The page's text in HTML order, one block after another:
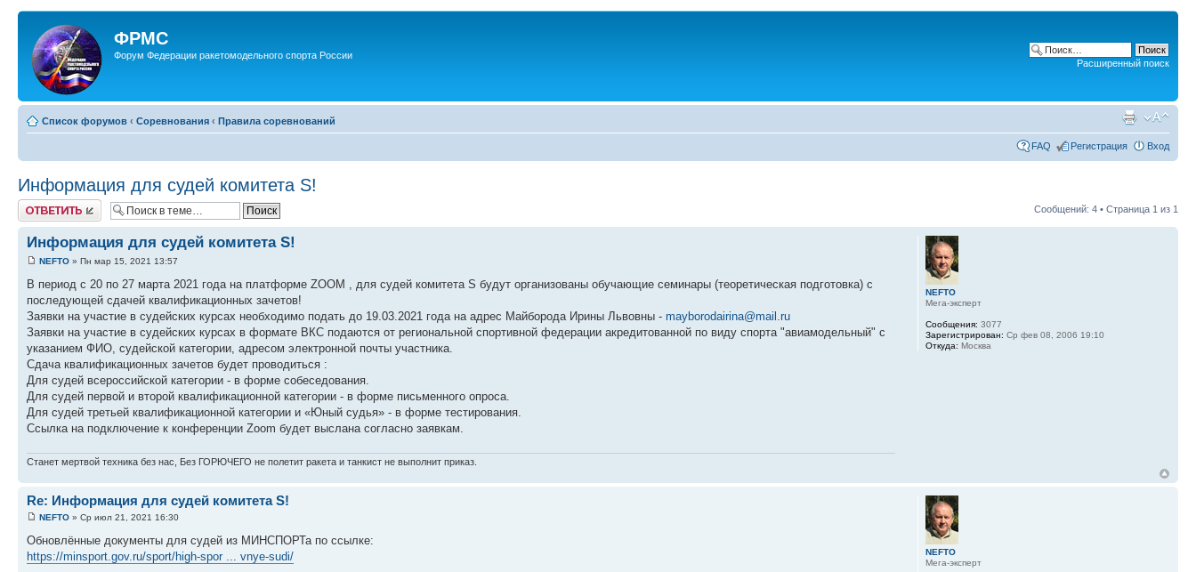
ФРМС
Форум Федерации ракетомодельного спорта России
Расширенный поиск
Список форумов ‹ Соревнования ‹ Правила соревнований
FAQ Регистрация Вход
Информация для судей комитета S!
Ответить Сообщений: 4 • Страница 1 из 1
Информация для судей комитета S!
NEFTO » Пн мар 15, 2021 13:57
В период с 20 по 27 марта 2021 года на платформе ZOOM , для судей комитета S будут организованы обучающие семинары (теоретическая подготовка) с
последующей сдачей квалификационных зачетов!
Заявки на участие в судейских курсах необходимо подать до 19.03.2021 года на адрес Майборода Ирины Львовны - mayborodairina@mail.ru
Заявки на участие в судейских курсах в формате ВКС подаются от региональной спортивной федерации акредитованной по виду спорта "авиамодельный" с
указанием ФИО, судейской категории, адресом электронной почты участника.
Сдача квалификационных зачетов будет проводиться :
Для судей всероссийской категории - в форме собеседования.
Для судей первой и второй квалификационной категории - в форме письменного опроса.
Для судей третьей квалификационной категории и «Юный судья» - в форме тестирования.
Ссылка на подключение к конференции Zoom будет выслана согласно заявкам.
Станет мертвой техника без нас, Без ГОРЮЧЕГО не полетит ракета и танкист не выполнит приказ.
NEFTO
Мега-эксперт
Сообщения: 3077
Зарегистрирован: Ср фев 08, 2006 19:10
Откуда: Москва
Re: Информация для судей комитета S!
NEFTO » Ср июл 21, 2021 16:30
Обновлённые документы для судей из МИНСПОРТа по ссылке:
https://minsport.gov.ru/sport/high-spor ... vnye-sudi/
NEFTO
Мега-эксперт